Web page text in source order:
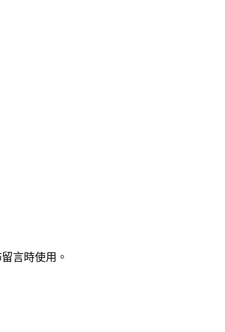
言時使用。